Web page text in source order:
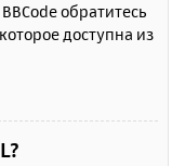
обратитесь
доступна из